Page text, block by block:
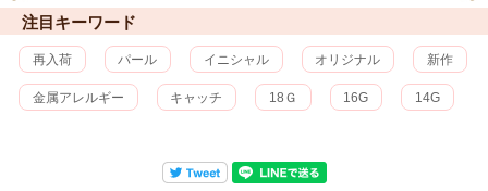
注目キーワード
再入荷 パール イニシャル オリジナル 新作
金属アレルギー キャッチ 18Ｇ 16G 14G